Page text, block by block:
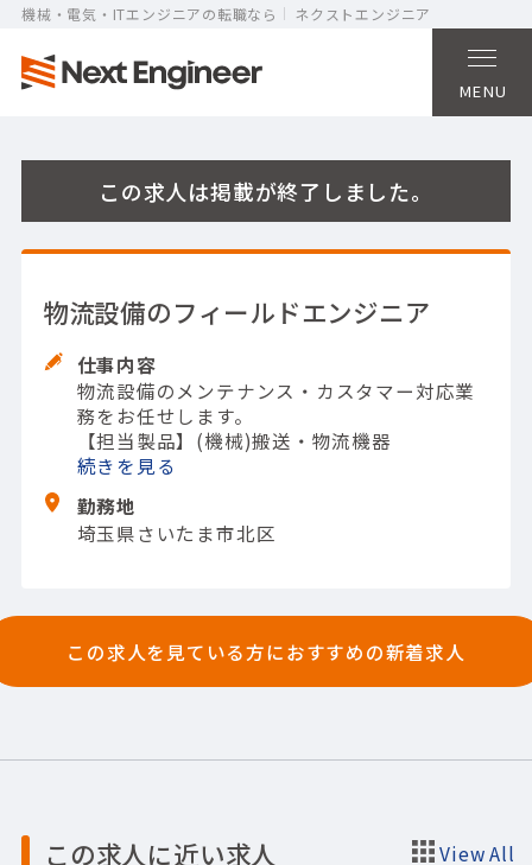
機械・電気・ITエンジニアの転職なら ネクストエンジニア
MENU
この求人は掲載が終了しました。
物流設備のフィールドエンジニア
仕事内容
物流設備のメンテナンス・カスタマー対応業
務をお任せします。
【担当製品】(機械)搬送・物流機器
続きを
勤務地
埼玉県さいたま市北区
この求人を見ている方におすすめの新着求人
この求人に近い求人 View All